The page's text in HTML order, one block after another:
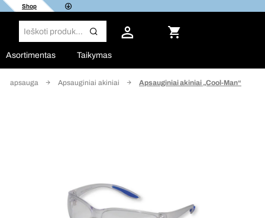
Shop
Asortimentas Taikymas
apsauga Apsauginiai akiniai Apsauginiai akiniai „Cool-Man“